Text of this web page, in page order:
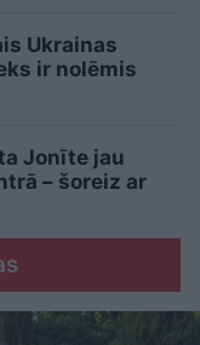
Ukrainas
ir nolēmis
Jonīte jau
– šoreiz ar